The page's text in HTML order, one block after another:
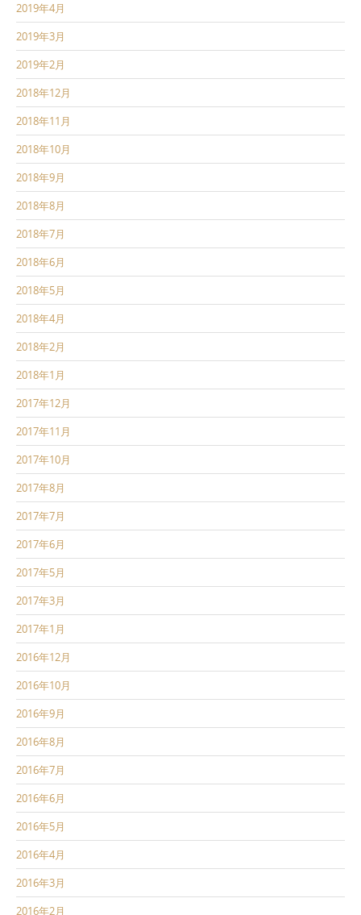
2019年4月
2019年3月
2019年2月
2018年12月
2018年11月
2018年10月
2018年9月
2018年8月
2018年7月
2018年6月
2018年5月
2018年4月
2018年2月
2018年1月
2017年12月
2017年11月
2017年10月
2017年8月
2017年7月
2017年6月
2017年5月
2017年3月
2017年1月
2016年12月
2016年10月
2016年9月
2016年8月
2016年7月
2016年6月
2016年5月
2016年4月
2016年3月
2016年2月